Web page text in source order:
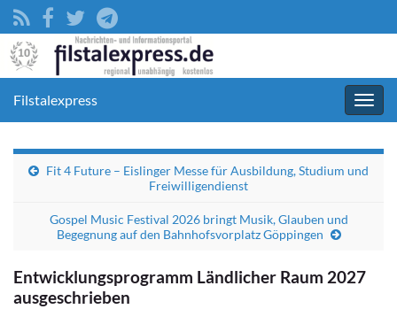
Filstalexpress
Fit 4 Future – Eislinger Messe für Ausbildung, Studium und
Freiwilligendienst
Gospel Music Festival 2026 bringt Musik, Glauben und
Begegnung auf den Bahnhofsvorplatz Göppingen
Entwicklungsprogramm Ländlicher Raum 2027
ausgeschrieben